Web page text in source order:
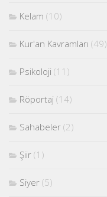
Kelam (10)
Kur'an Kavramları (49)
Psikoloji (11)
Röportaj (14)
Sahabeler (2)
Şiir (1)
Siyer (5)